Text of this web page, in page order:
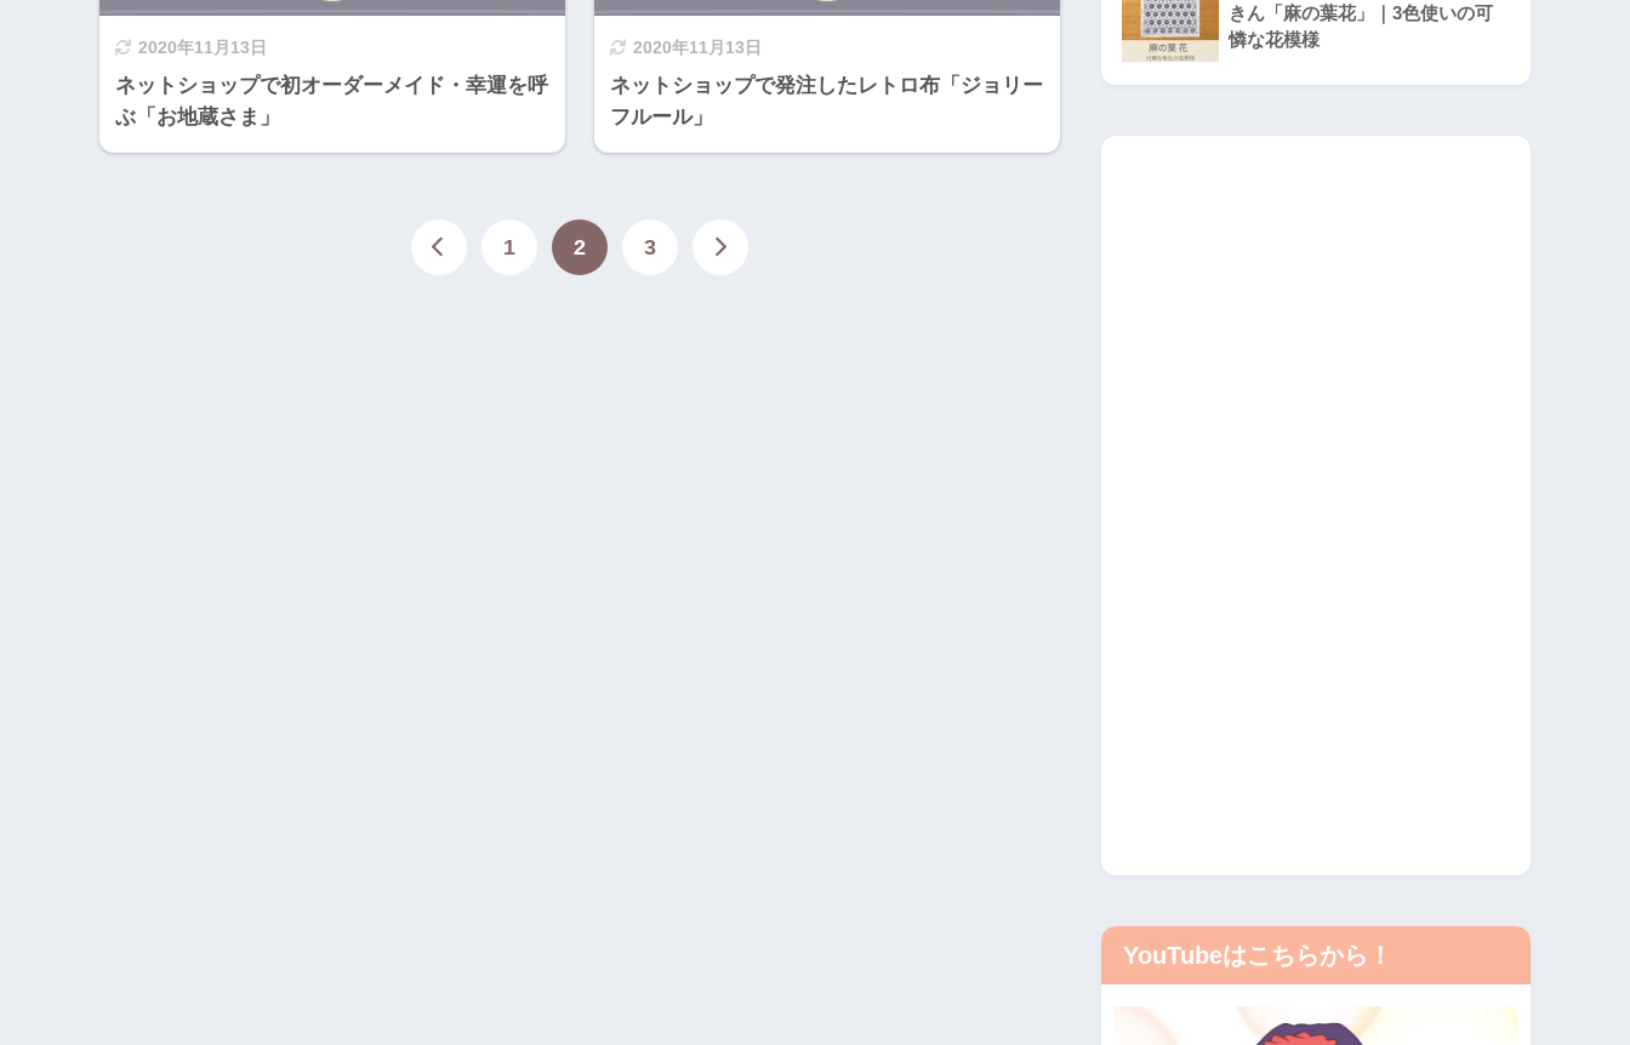
2020年11月13日
ネットショップで初オーダーメイド・幸運を呼
ぶ「お地蔵さま」
2020年11月13日
ネットショップで発注したレトロ布「ジョリー
フルール」
1 2 3
きん「麻の葉花」｜3色使いの可
憐な花模様
YouTubeはこちらから！